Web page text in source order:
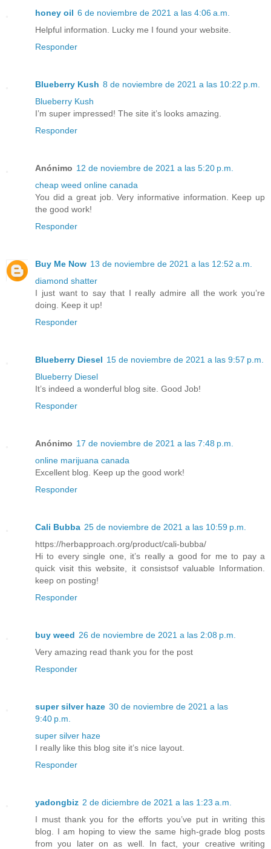
honey oil 6 de noviembre de 2021 a las 4:06 a.m.
Helpful information. Lucky me I found your website.
Responder
Blueberry Kush 8 de noviembre de 2021 a las 10:22 p.m.
Blueberry Kush
I’m super impressed! The site it’s looks amazing.
Responder
Anónimo 12 de noviembre de 2021 a las 5:20 p.m.
cheap weed online canada
You did a great job. Very informative information. Keep up
the good work!
Responder
Buy Me Now 13 de noviembre de 2021 a las 12:52 a.m.
diamond shatter
I just want to say that I really admire all the work you’re
doing. Keep it up!
Responder
Blueberry Diesel 15 de noviembre de 2021 a las 9:57 p.m.
Blueberry Diesel
It’s indeed a wonderful blog site. Good Job!
Responder
Anónimo 17 de noviembre de 2021 a las 7:48 p.m.
online marijuana canada
Excellent blog. Keep up the good work!
Responder
Cali Bubba 25 de noviembre de 2021 a las 10:59 p.m.
https://herbapproach.org/product/cali-bubba/
Hi to every single one, it’s really a good for me to pay a
quick visit this website, it consistsof valuable Information.
keep on posting!
Responder
buy weed 26 de noviembre de 2021 a las 2:08 p.m.
Very amazing read thank you for the post
Responder
super silver haze 30 de noviembre de 2021 a las
9:40 p.m.
super silver haze
I really like this blog site it’s nice layout.
Responder
yadongbiz 2 de diciembre de 2021 a las 1:23 a.m.
I must thank you for the efforts you’ve put in writing this
blog. I am hoping to view the same high-grade blog posts
from you later on as well. In fact, your creative writing